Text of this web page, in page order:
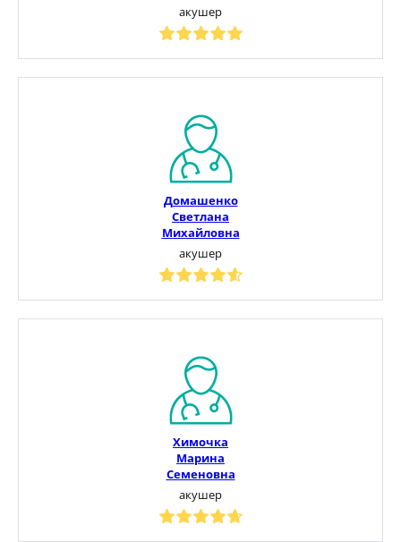
акушер
Домашенко
Светлана
Михайловна
акушер
Химочка
Марина
Семеновна
акушер